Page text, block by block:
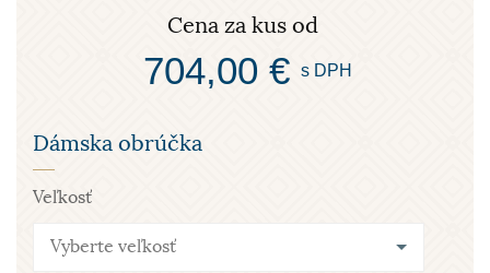
Cena za kus od
704,00 € s DPH
Dámska obrúčka
Veľkosť
Vyberte veľkosť